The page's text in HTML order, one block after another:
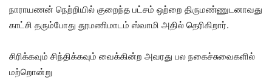
நாராயணன் நெற்றியில் குறைந்த பட்சம் ஒற்றை திருமண்ணுடனாவது
காட்சி தரும்போது தூமணிமாடம் ஸ்வாமி அதில் தெரிகிறார்.
சிரிக்கவும் சிந்திக்கவும் வைக்கின்ற அவரது பல நகைச்சுவைகளில்
மற்றொன்று